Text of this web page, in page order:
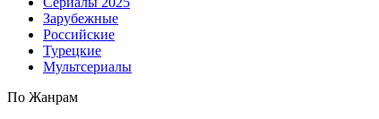
Зарубежные
Российские
Турецкие
Мультсериалы
По Жанрам